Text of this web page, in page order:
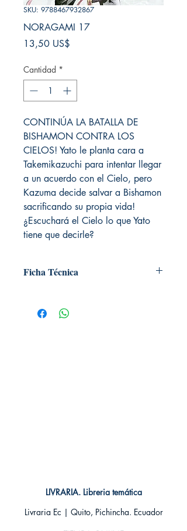
SKU: 9788467932867
NORAGAMI 17
13,50 US$
Cantidad *
CONTINÚA LA BATALLA DE
BISHAMON CONTRA LOS
CIELOS! Yato le planta cara a
Takemikazuchi para intentar llegar
a un acuerdo con el Cielo, pero
Kazuma decide salvar a Bishamon
sacrificando su propia vida!
¿Escuchará el Cielo lo que Yato
tiene que decirle?
Ficha Técnica
Editorial: NORMA
Idioma: Castellano
LIVRARIA. Libreria temática
Livraria Ec | Quito, Pichincha. Ecuador